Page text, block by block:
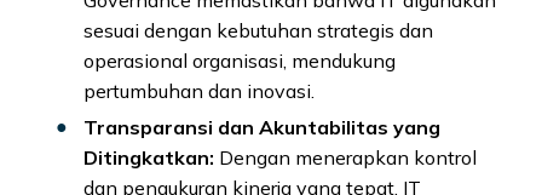
sesuai dengan kebutuhan strategis dan
operasional organisasi, mendukung
pertumbuhan dan inovasi.
Transparansi dan Akuntabilitas yang
Ditingkatkan: Dengan menerapkan kontrol
dan pengukuran kinerja yang tepat, IT